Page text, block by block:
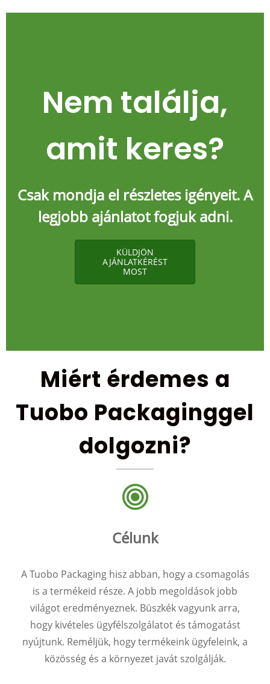
Nem találja,
amit keres?
Csak mondja el részletes igényeit. A
legjobb ajánlatot fogjuk adni.
KÜLDJÖN
AJÁNLATKÉRÉST
MOST
Miért érdemes a
Tuobo Packaginggel
dolgozni?
Célunk
A Tuobo Packaging hisz abban, hogy a csomagolás
is a termékeid része. A jobb megoldások jobb
világot eredményeznek. Büszkék vagyunk arra,
hogy kivételes ügyfélszolgálatot és támogatást
nyújtunk. Reméljük, hogy termékeink ügyfeleink, a
közösség és a környezet javát szolgálják.